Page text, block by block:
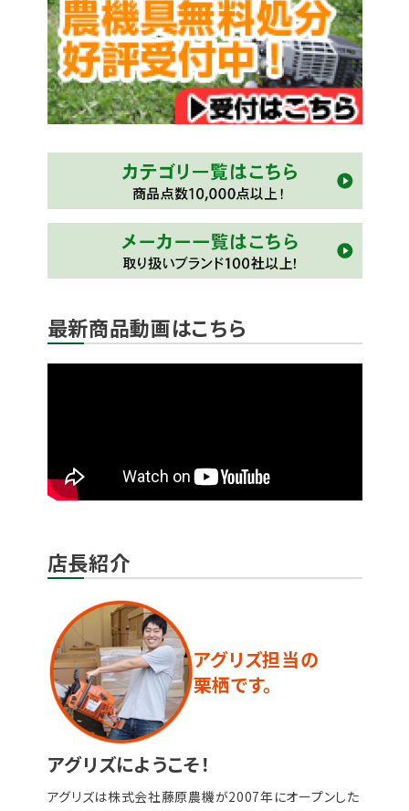
最新商品動画はこちら
店長紹介
アグリズ担当の
栗栖です。
アグリズにようこそ！
アグリズは株式会社藤原農機が2007年にオープンした